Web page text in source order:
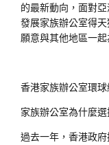
的最新動向，面對
發展家族辦公室得
願意與其他地區一
香港家族辦公室環
家族辦公室為什麼選
過去一年，香港政